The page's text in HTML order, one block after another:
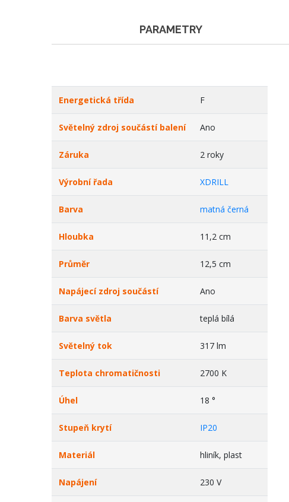
PARAMETRY
Energetická třída F
Světelný zdroj součástí balení Ano
Záruka 2 roky
Výrobní řada XDRILL
Barva matná černá
Hloubka 11,2 cm
Průměr 12,5 cm
Napájecí zdroj součástí Ano
Barva světla teplá bílá
Světelný tok 317 lm
Teplota chromatičnosti 2700 K
Úhel 18 °
Stupeň krytí IP20
Materiál hliník, plast
Napájení 230 V